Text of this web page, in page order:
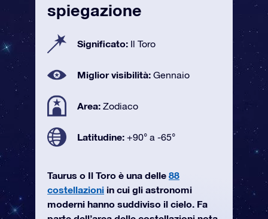
spiegazione
Significato: Il Toro
Miglior visibilità: Gennaio
Area: Zodiaco
Latitudine: +90° a -65°
Taurus o Il Toro è una delle 88
costellazioni in cui gli astronomi
moderni hanno suddiviso il cielo. Fa